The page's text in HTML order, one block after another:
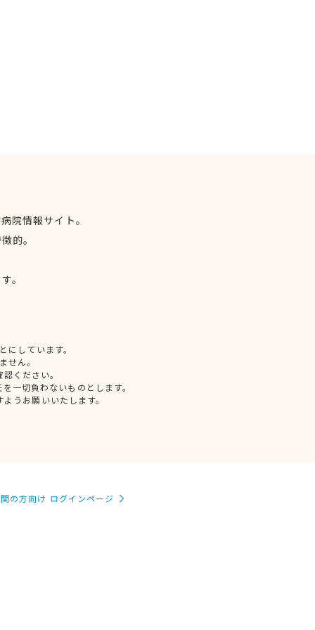
院情報サイト。
的。
。
しています。
せん。
ください。
一切負わないものとします。
うお願いいたします。
の方向け ログインページ